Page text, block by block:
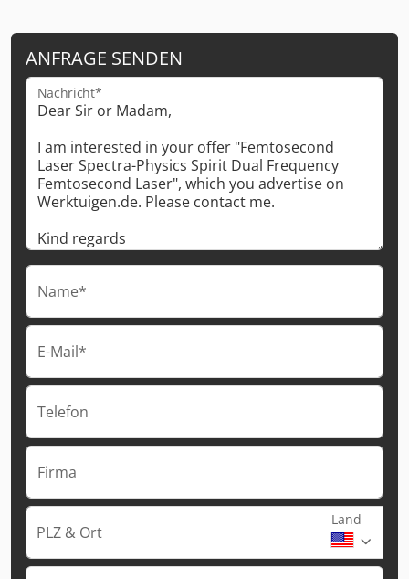
ANFRAGE SENDEN
Nachricht*
Name*
E-Mail*
Telefon
Firma
PLZ & Ort
Land